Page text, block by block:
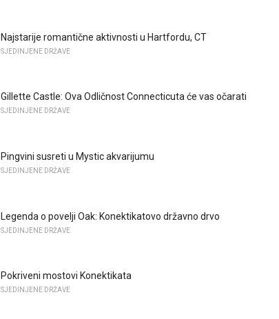
Najstarije romantične aktivnosti u Hartfordu, CT
SJEDINJENE DRŽAVE
Gillette Castle: Ova Odličnost Connecticuta će vas očarati
SJEDINJENE DRŽAVE
Pingvini susreti u Mystic akvarijumu
SJEDINJENE DRŽAVE
Legenda o povelji Oak: Konektikatovo državno drvo
SJEDINJENE DRŽAVE
Pokriveni mostovi Konektikata
SJEDINJENE DRŽAVE